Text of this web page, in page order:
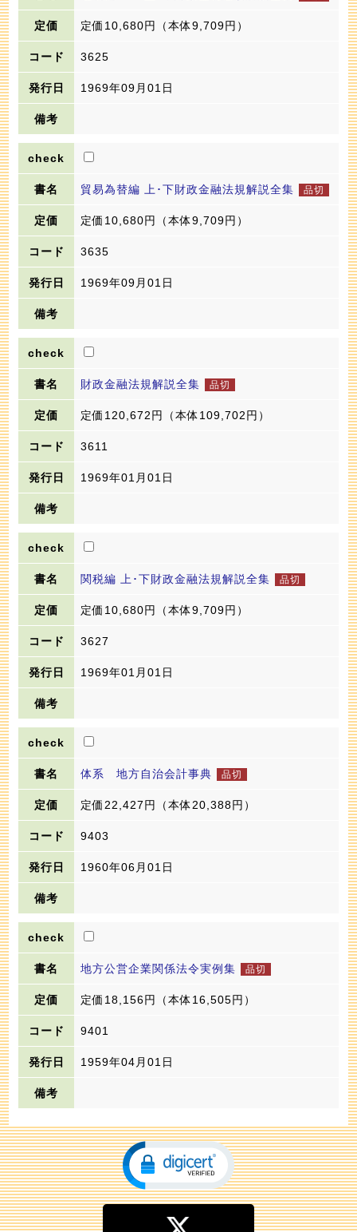
定価10,680円 （本体9,709円）
3625
1969年09月01日
貿易為替編 上･下財政金融法規解説全集
定価10,680円 （本体9,709円）
3635
1969年09月01日
財政金融法規解説全集
定価120,672円 （本体109,702円）
3611
1969年01月01日
関税編 上･下財政金融法規解説全集
定価10,680円 （本体9,709円）
3627
1969年01月01日
体系 地方自治会計事典
定価22,427円 （本体20,388円）
9403
1960年06月01日
地方公営企業関係法令実例集
定価18,156円 （本体16,505円）
9401
1959年04月01日